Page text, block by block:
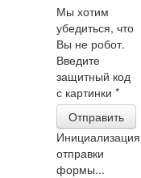
Мы хотим
убедиться, что
Вы не робот.
Введите
защитный код
с картинки*
Отправить
Инициализация
отправки
формы...